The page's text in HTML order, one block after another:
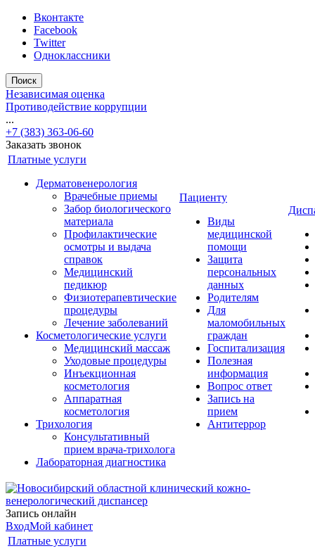
Вконтакте
Facebook
Twitter
Одноклассники
Поиск
Независимая оценка
Противодействие коррупции
...
+7 (383) 363-06-60
Заказать звонок
Платные услуги
Дерматовенерология
Врачебные приемы
Забор биологического
материала
Профилактические
осмотры и выдача
справок
Медицинский
педикюр
Физиотерапевтические
процедуры
Лечение заболеваний
Косметологические услуги
Медицинский массаж
Уходовые процедуры
Инъекционная
косметология
Аппаратная
косметология
Трихология
Консультативный
прием врача-трихолога
Лабораторная диагностика
Пациенту
Виды
медицинской
помощи
Защита
персональных
данных
Родителям
Для
маломобильных
граждан
Госпитализация
Полезная
информация
Вопрос ответ
Запись на
прием
Антитеррор
Запись онлайн
ВходМой кабинет
Платные услуги